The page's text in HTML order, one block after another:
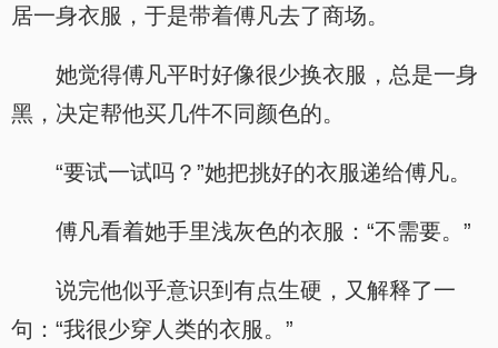
居一身衣服，于是带着傅凡去了商场。
她觉得傅凡平时好像很少换衣服，总是一身
黑，决定帮他买几件不同颜色的。
“要试一试吗？”她把挑好的衣服递给傅凡。
傅凡看着她手里浅灰色的衣服：“不需要。”
说完他似乎意识到有点生硬，又解释了一
句：“我很少穿人类的衣服。”